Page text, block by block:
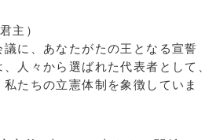
主）
に、あなたがたの王となる宣誓
人々から選ばれた代表者として、
たちの立憲体制を象徴していま